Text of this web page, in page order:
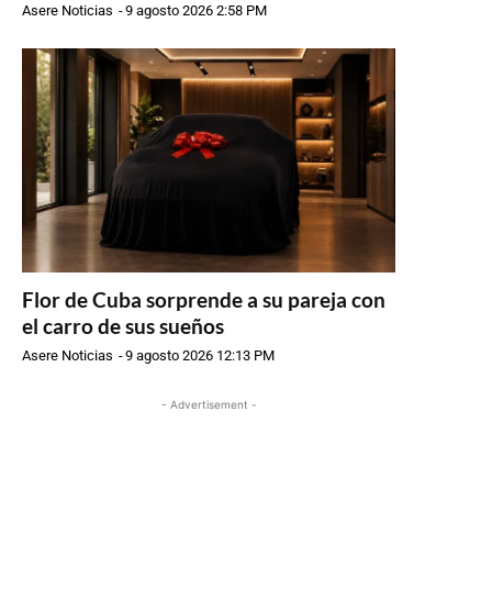
Asere Noticias -9 agosto 2026 2:58 PM
Flor de Cuba sorprende a su pareja con
el carro de sus sueños
Asere Noticias -9 agosto 2026 12:13 PM
- Advertisement -